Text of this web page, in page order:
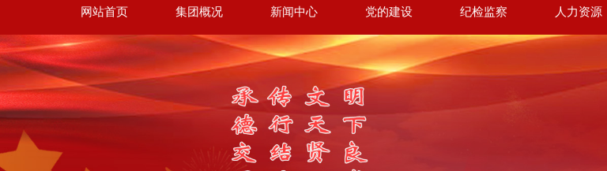
网站首页 集团概况 新闻中心 党的建设 纪检监察 人力资源